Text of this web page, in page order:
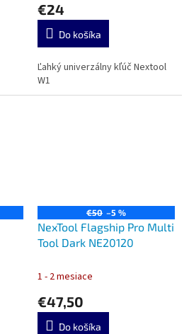
€24
Do košíka
Ľahký univerzálny kľúč Nextool
W1
€50 –5 %
NexTool Flagship Pro Multi
Tool Dark NE20120
1 - 2 mesiace
€47,50
Do košíka